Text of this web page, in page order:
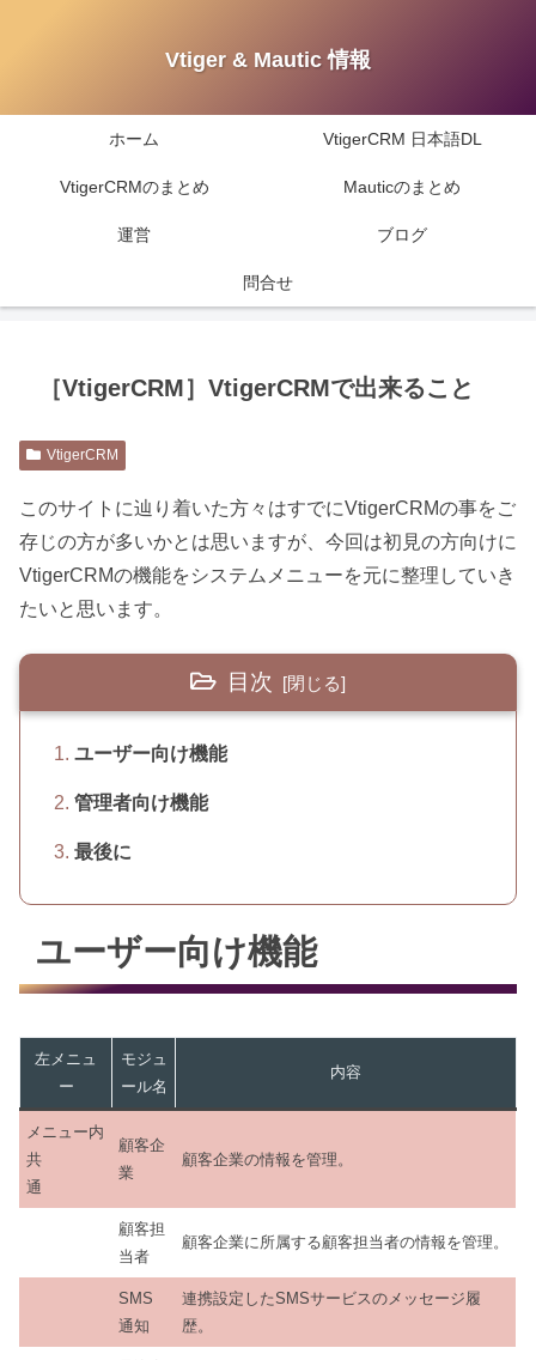
Vtiger & Mautic 情報
ホーム VtigerCRM 日本語DL
VtigerCRMのまとめ Mauticのまとめ
運営 ブログ
問合せ
［VtigerCRM］VtigerCRMで出来ること
VtigerCRM
このサイトに辿り着いた方々はすでにVtigerCRMの事をご
存じの方が多いかとは思いますが、今回は初見の方向けに
VtigerCRMの機能をシステムメニューを元に整理していき
たいと思います。
目次
ユーザー向け機能
管理者向け機能
最後に
ユーザー向け機能
左メニュ
ー
モジュ
ール名
内容
メニュー内
共
通
顧客企
業
顧客企業の情報を管理。
顧客担
当者
顧客企業に所属する顧客担当者の情報を管理。
SMS
通知
連携設定したSMSサービスのメッセージ履
歴。